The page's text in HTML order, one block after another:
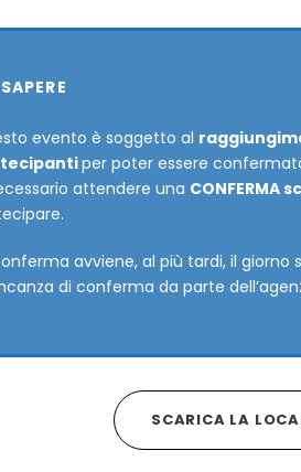
evento è soggetto al
per poter essere
attendere una CONFERMA
avviene, al più tardi, il giorno
di conferma da parte
SCARICA LA